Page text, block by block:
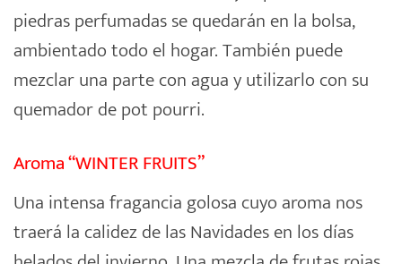
piedras perfumadas se quedarán en la bolsa,
ambientado todo el hogar. También puede
mezclar una parte con agua y utilizarlo con su
quemador de pot pourri.
Aroma “WINTER FRUITS”
Una intensa fragancia golosa cuyo aroma nos
traerá la calidez de las Navidades en los días